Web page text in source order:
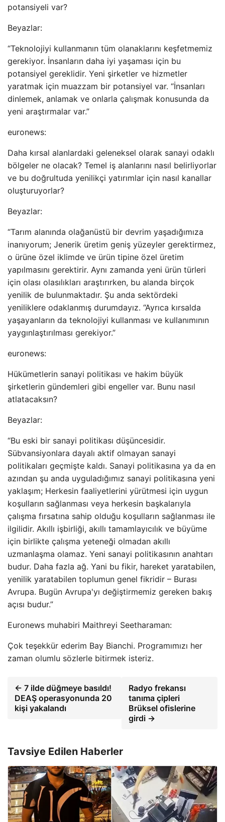
potansiyeli var?
Beyazlar:
“Teknolojiyi kullanmanın tüm olanaklarını keşfetmemiz
gerekiyor. İnsanların daha iyi yaşaması için bu
potansiyel gereklidir. Yeni şirketler ve hizmetler
yaratmak için muazzam bir potansiyel var. “İnsanları
dinlemek, anlamak ve onlarla çalışmak konusunda da
yeni araştırmalar var.”
euronews:
Daha kırsal alanlardaki geleneksel olarak sanayi odaklı
bölgeler ne olacak? Temel iş alanlarını nasıl belirliyorlar
ve bu doğrultuda yenilikçi yatırımlar için nasıl kanallar
oluşturuyorlar?
Beyazlar:
“Tarım alanında olağanüstü bir devrim yaşadığımıza
inanıyorum; Jenerik üretim geniş yüzeyler gerektirmez,
o ürüne özel iklimde ve ürün tipine özel üretim
yapılmasını gerektirir. Aynı zamanda yeni ürün türleri
için olası olasılıkları araştırırken, bu alanda birçok
yenilik de bulunmaktadır. Şu anda sektördeki
yeniliklere odaklanmış durumdayız. “Ayrıca kırsalda
yaşayanların da teknolojiyi kullanması ve kullanımının
yaygınlaştırılması gerekiyor.”
euronews:
Hükümetlerin sanayi politikası ve hakim büyük
şirketlerin gündemleri gibi engeller var. Bunu nasıl
atlatacaksın?
Beyazlar:
“Bu eski bir sanayi politikası düşüncesidir.
Sübvansiyonlara dayalı aktif olmayan sanayi
politikaları geçmişte kaldı. Sanayi politikasına ya da en
azından şu anda uyguladığımız sanayi politikasına yeni
yaklaşım; Herkesin faaliyetlerini yürütmesi için uygun
koşulların sağlanması veya herkesin başkalarıyla
çalışma fırsatına sahip olduğu koşulların sağlanması ile
ilgilidir. Akıllı işbirliği, akıllı tamamlayıcılık ve büyüme
için birlikte çalışma yeteneği olmadan akıllı
uzmanlaşma olamaz. Yeni sanayi politikasının anahtarı
budur. Daha fazla ağ. Yani bu fikir, hareket yaratabilen,
yenilik yaratabilen toplumun genel fikridir – Burası
Avrupa. Bugün Avrupa'yı değiştirmemiz gereken bakış
açısı budur.”
Euronews muhabiri Maithreyi Seetharaman:
Çok teşekkür ederim Bay Bianchi. Programımızı her
zaman olumlu sözlerle bitirmek isteriz.
← 7 ilde düğmeye basıldı!
DEAŞ operasyonunda 20
kişi yakalandı
Radyo frekansı
tanıma çipleri
Brüksel ofislerine
girdi →
Tavsiye Edilen Haberler